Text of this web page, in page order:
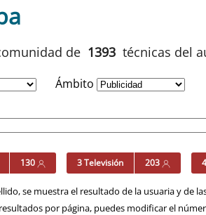
de 1393 técnicas del
Ámbito
130 3 Televisión 203
se muestra el resultado de la usuaria y de
por página, puedes modificar el